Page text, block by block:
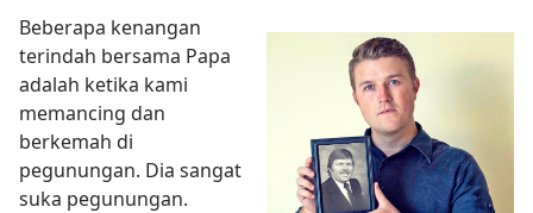
Beberapa kenangan
terindah bersama Papa
adalah ketika kami
memancing dan
berkemah di
pegunungan. Dia sangat
suka pegunungan.